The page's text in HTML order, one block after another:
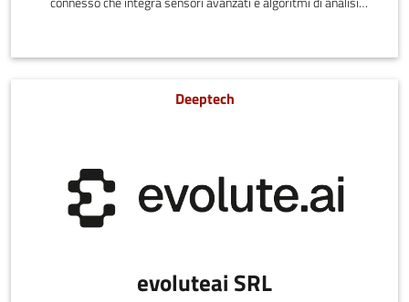
potenzialmente fino a quattro settimane prima della comparsa
Deeptech
evoluteai SRL